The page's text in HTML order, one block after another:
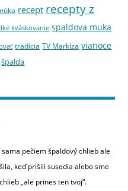
recept recepty z
kváskovanie spaldova muka
tradícia TV Markíza vianoce
špalda
pečiem špaldový chlieb ale
keď prišili susedia alebo sme
„ale prines ten tvoj“.